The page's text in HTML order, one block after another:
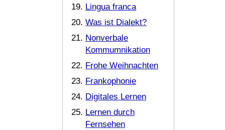
Lingua franca
Was ist Dialekt?
Nonverbale
Kommumnikation
Frohe Weihnachten
Frankophonie
Digitales Lernen
Lernen durch
Fernsehen